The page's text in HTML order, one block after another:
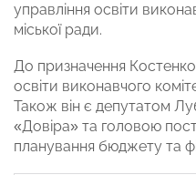
управління освіти
міської ради.
До призначення
освіти виконавчого
Також він є депутатом
«Довіра» та головою
планування бюджету та